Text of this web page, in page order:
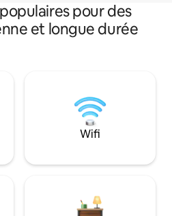
pour des
et longue durée
Wifi